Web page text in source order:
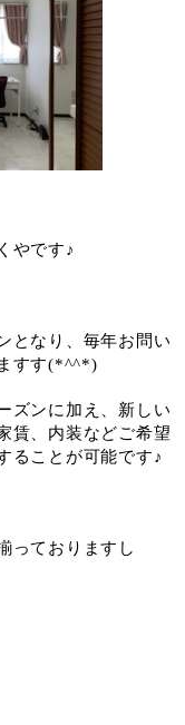
やです♪
となり、毎年お問い
すす(*^^*)
ズンに加え、新しい
賃、内装などご希望
ることが可能です♪
っておりますし